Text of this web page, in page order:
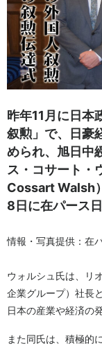
昨年11月に日本
叙勲」で、日豪
められ、旭日中
ス・コサート・
Cossart Walsh
8日に在パース
情報・写真提供：在
ウォルシュ氏は、リ
企業グループ）社長
日本の産業や経済の
また同氏は、積極的